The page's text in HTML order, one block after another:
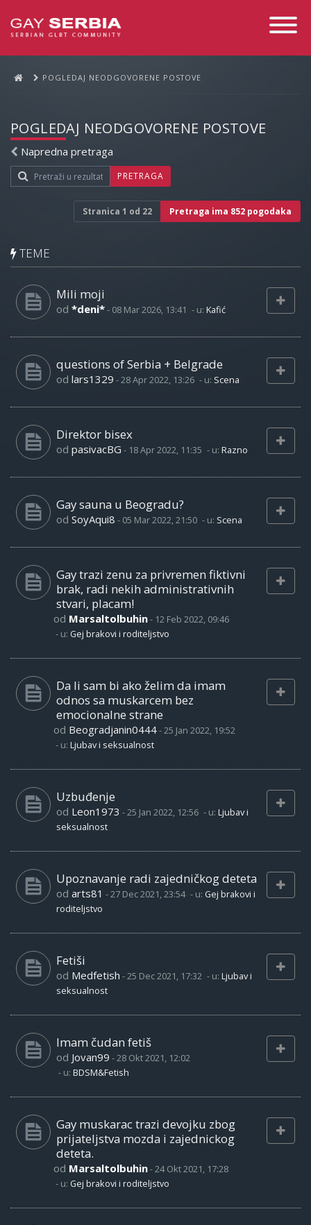
Toggle
POGLEDAJ NEODGOVORENE POSTOVE
POGLEDAJ NEODGOVORENE POSTOVE
Napredna pretraga
PRETRAGA
Stranica 1 od 22 Pretraga ima 852 pogodaka
TEME
Mili moji
od *deni*- 08 Mar 2026, 13:41 - u: Kafić
questions of Serbia + Belgrade
od lars1329 -28 Apr 2022, 13:26 - u: Scena
Direktor bisex
od pasivacBG - 18 Apr 2022, 11:35 - u: Razno
Gay sauna u Beogradu?
od SoyAqui8 - 05 Mar 2022, 21:50 - u: Scena
Gay trazi zenu za privremen fiktivni
brak, radi nekih administrativnih
stvari, placam!
od Marsaltolbuhin- 12 Feb 2022, 09:46
- u: Gej brakovi i roditeljstvo
Da li sam bi ako želim da imam
odnos sa muskarcem bez
emocionalne strane
od Beogradjanin0444-25 Jan 2022, 19:52
- u: Ljubav i seksualnost
Uzbuđenje
od Leon1973 -25 Jan 2022, 12:56 - u: Ljubav i
seksualnost
Upoznavanje radi zajedničkog deteta
od arts81 -27 Dec 2021, 23:54 - u: Gej brakovi i
roditeljstvo
Fetiši
od Medfetish -25 Dec 2021, 17:32 - u: Ljubav i
seksualnost
Imam čudan fetiš
od Jovan99 -28 Okt 2021, 12:02
- u: BDSM&Fetish
Gay muskarac trazi devojku zbog
prijateljstva mozda i zajednickog
deteta.
od Marsaltolbuhin-24 Okt 2021, 17:28
- u: Gej brakovi i roditeljstvo